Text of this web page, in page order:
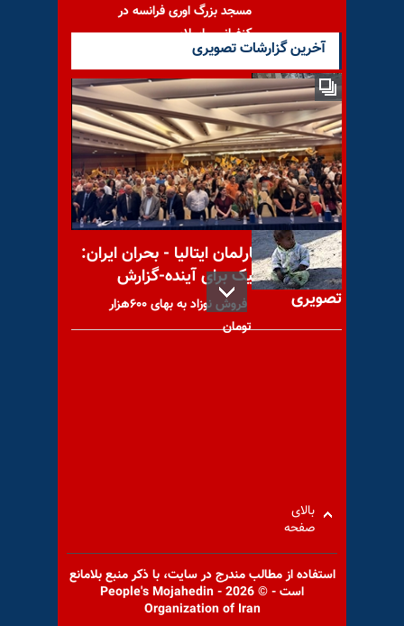
مسجد بزرگ اوری فرانسه در
کنفرانس اسلام
مهم‌ترین خبرهای ایران و جهان
در ۶۰ثانیه - دوشنبه ۳ فروردین
۱۴۰۵
فروش نوزاد به بهای ۶۰۰هزار
تومان
کمیسر حقوق‌بشر آلمان: زنان در
ایران توسط رژیم ایران سرکوب و
آخرین گزارشات تصویری
کنفرانس در پارلمان ایتالیا - بحران ایران:
راه‌حل دموکراتیک برای آینده-گزارش
تصویری
بالای
صفحه
استفاده از مطالب مندرج در سايت، با ذكر منبع بلامانع
است - © 2026 - People's Mojahedin
Organization of Iran